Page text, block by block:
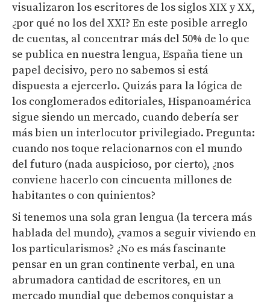
visualizaron los escritores de los siglos XIX y XX,
¿por qué no los del XXI? En este posible arreglo
de cuentas, al concentrar más del 50% de lo que
se publica en nuestra lengua, España tiene un
papel decisivo, pero no sabemos si está
dispuesta a ejercerlo. Quizás para la lógica de
los conglomerados editoriales, Hispanoamérica
sigue siendo un mercado, cuando debería ser
más bien un interlocutor privilegiado. Pregunta:
cuando nos toque relacionarnos con el mundo
del futuro (nada auspicioso, por cierto), ¿nos
conviene hacerlo con cincuenta millones de
habitantes o con quinientos?
Si tenemos una sola gran lengua (la tercera más
hablada del mundo), ¿vamos a seguir viviendo en
los particularismos? ¿No es más fascinante
pensar en un gran continente verbal, en una
abrumadora cantidad de escritores, en un
mercado mundial que debemos conquistar a